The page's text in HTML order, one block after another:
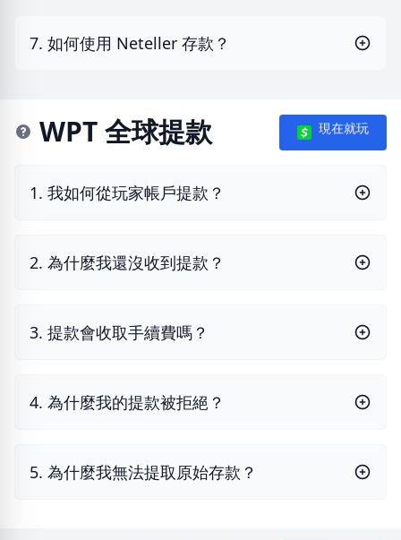
7. 如何使用 Neteller 存款？
WPT 全球提款 現在就玩
1. 我如何從玩家帳戶提款？
2. 為什麼我還沒收到提款？
3. 提款會收取手續費嗎？
4. 為什麼我的提款被拒絕？
5. 為什麼我無法提取原始存款？